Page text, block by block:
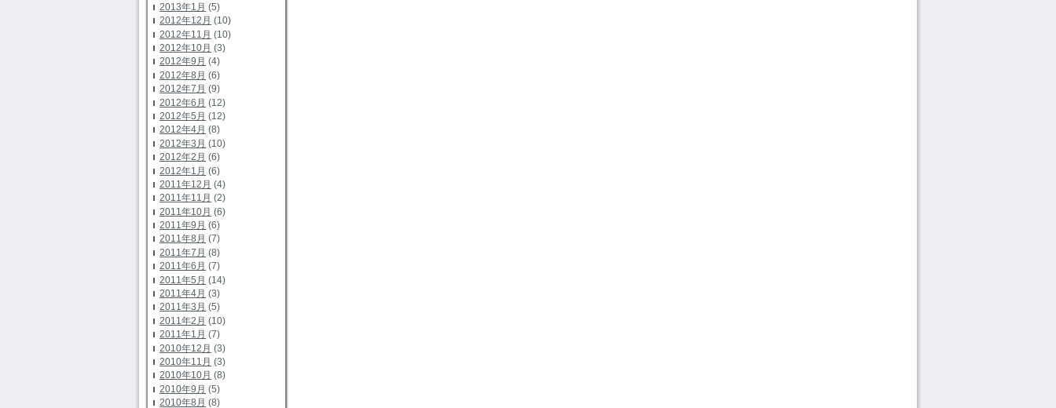
2013年1月 (5)
2012年12月 (10)
2012年11月 (10)
2012年10月 (3)
2012年9月 (4)
2012年8月 (6)
2012年7月 (9)
2012年6月 (12)
2012年5月 (12)
2012年4月 (8)
2012年3月 (10)
2012年2月 (6)
2012年1月 (6)
2011年12月 (4)
2011年11月 (2)
2011年10月 (6)
2011年9月 (6)
2011年8月 (7)
2011年7月 (8)
2011年6月 (7)
2011年5月 (14)
2011年4月 (3)
2011年3月 (5)
2011年2月 (10)
2011年1月 (7)
2010年12月 (3)
2010年11月 (3)
2010年10月 (8)
2010年9月 (5)
2010年8月 (8)